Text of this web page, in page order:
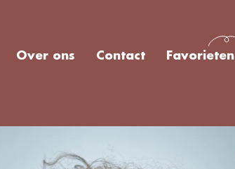
Over ons Contact Favorieten